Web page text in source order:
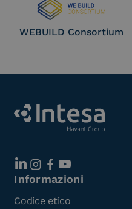
WEBUILD Consortium
Informazioni
Codice etico